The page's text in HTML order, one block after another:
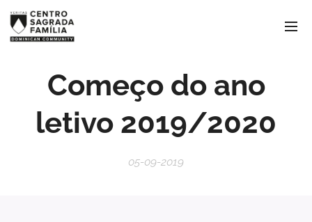
Começo do ano
letivo 2019/2020
05-09-2019